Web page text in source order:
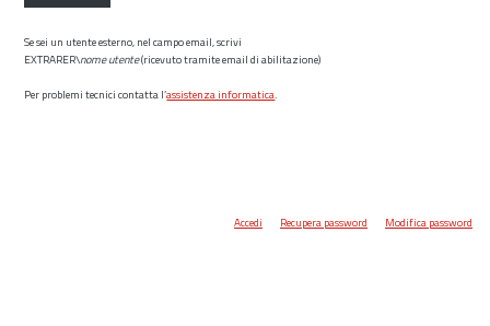
Se sei un utente esterno, nel campo email, scrivi
EXTRARER\nome utente(ricevuto tramite email di abilitazione)
Per problemi tecnici contatta l’assistenza informatica.
Accedi Recupera password Modifica password